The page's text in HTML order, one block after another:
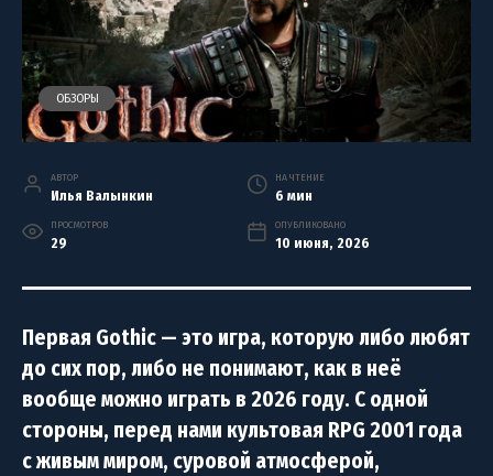
ОБЗОРЫ
АВТОР
Илья Валынкин
НА ЧТЕНИЕ
6 мин
ПРОСМОТРОВ
29
ОПУБЛИКОВАНО
10 июня, 2026
Первая Gothic — это игра, которую либо любят
до сих пор, либо не понимают, как в неё
вообще можно играть в 2026 году. С одной
стороны, перед нами культовая RPG 2001 года
с живым миром, суровой атмосферой,